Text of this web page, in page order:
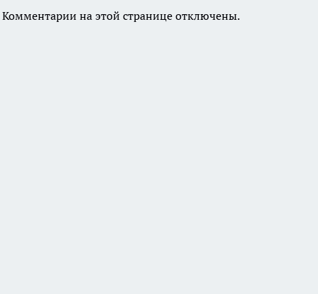
Комментарии на этой странице отключены.